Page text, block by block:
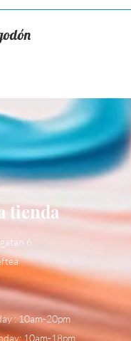
tienda
6
: 10am-20pm
10am-18pm